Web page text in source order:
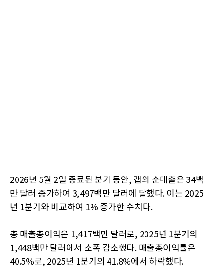
2026년 5월 2일 종료된 분기 동안, 갭의 순매출은 34백
만 달러 증가하여 3,497백만 달러에 달했다. 이는 2025
년 1분기와 비교하여 1% 증가한 수치다.
총 매출총이익은 1,417백만 달러로, 2025년 1분기의
1,448백만 달러에서 소폭 감소했다. 매출총이익률은
40.5%로, 2025년 1분기의 41.8%에서 하락했다.